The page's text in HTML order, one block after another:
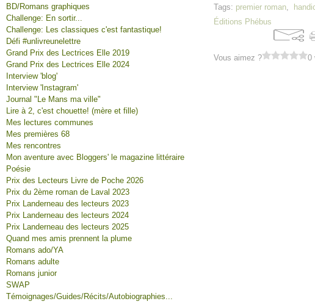
BD/Romans graphiques
Challenge: En sortir...
Challenge: Les classiques c'est fantastique!
Défi #unlivreunelettre
Grand Prix des Lectrices Elle 2019
Grand Prix des Lectrices Elle 2024
Interview 'blog'
Interview 'Instagram'
Journal "Le Mans ma ville"
Lire à 2, c'est chouette! (mère et fille)
Mes lectures communes
Mes premières 68
Mes rencontres
Mon aventure avec Bloggers' le magazine littéraire
Poésie
Prix des Lecteurs Livre de Poche 2026
Prix du 2ème roman de Laval 2023
Prix Landerneau des lecteurs 2023
Prix Landerneau des lecteurs 2024
Prix Landerneau des lecteurs 2025
Quand mes amis prennent la plume
Romans ado/YA
Romans adulte
Romans junior
SWAP
Témoignages/Guides/Récits/Autobiographies...
Tags: premier roman,
Éditions Phébus
Vous aimez ? 0